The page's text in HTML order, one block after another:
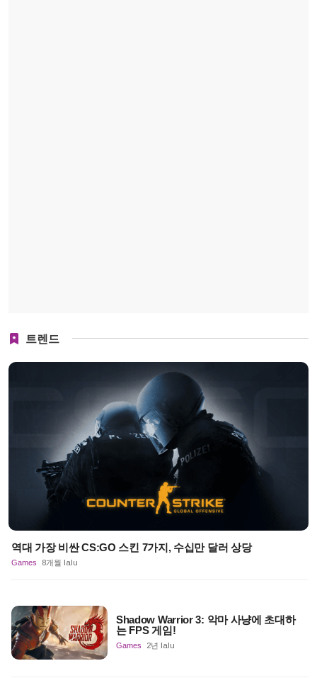
트렌드
역대 가장 비싼 CS:GO 스킨 7가지, 수십만 달러 상당
Games 8개월 lalu
Shadow Warrior 3: 악마 사냥에 초대하
는 FPS 게임!
Games 2년 lalu